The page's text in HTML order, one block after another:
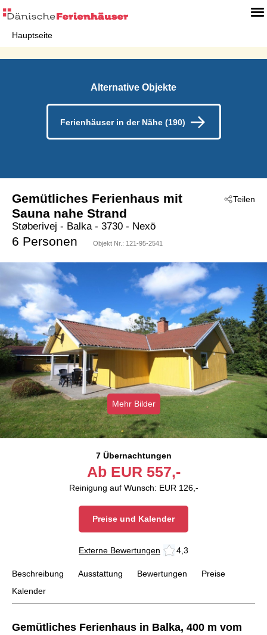
Hauptseite
Alternative Objekte
Ferienhäuser in der Nähe (190)
Teilen
Gemütliches Ferienhaus mit
Sauna nahe Strand
Støberivej - Balka - 3730 - Nexö
6 Personen Objekt Nr.: 121-95-2541
Mehr Bilder
7 Übernachtungen
Ab EUR 557,-
Reinigung auf Wunsch: EUR 126,-
Preise und Kalender
Externe Bewertungen 4,3
Beschreibung Ausstattung Bewertungen
Preise
Kalender
Gemütliches Ferienhaus in Balka, 400 m vom